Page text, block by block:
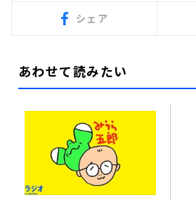
シェア
あわせて読みたい